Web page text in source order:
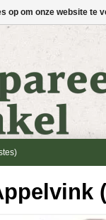
op om onze website te